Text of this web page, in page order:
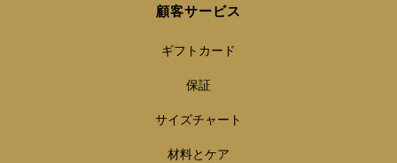
顧客サービス
ギフトカード
保証
サイズチャート
材料とケア